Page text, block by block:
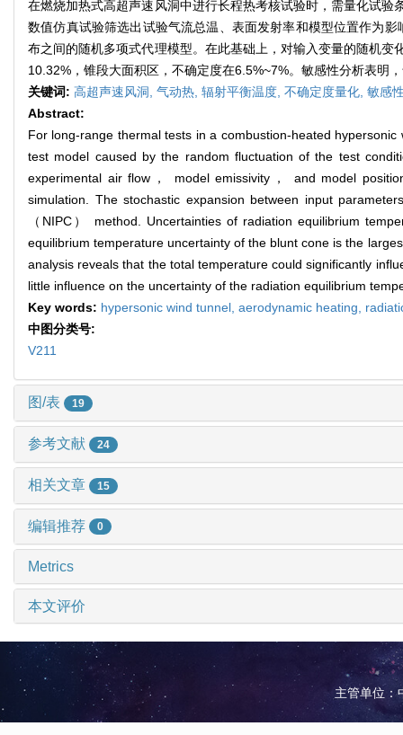
在燃烧加热式高超声速风洞中进行长程热考核试验时，需量化试
数值仿真试验筛选出试验气流总温、表面发射率和模型位置作为
布之间的随机多项式代理模型。在此基础上，对输入变量的随机
10.32%，锥段大面积区，不确定度在6.5%~7%。敏感性分析表明
关键词: 高超声速风洞, 气动热, 辐射平衡温度, 不确定度量化, 敏感
Abstract:
For long-range thermal tests in a combustion-heated
test model caused by the random fluctuation of the test
experimental air flow， model emissivity， and model
simulation. The stochastic expansion between input
（NIPC） method. Uncertainties of radiation equilibrium
equilibrium temperature uncertainty of the blunt cone is the
analysis reveals that the total temperature could significantly
little influence on the uncertainty of the radiation equilibrium
Key words: hypersonic wind tunnel, aerodynamic heating,
中图分类号:
V211
图/表 19
参考文献 24
相关文章 15
编辑推荐 0
Metrics
本文评价
主管单位：